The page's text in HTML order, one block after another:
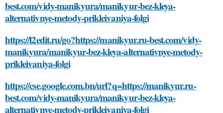
best.com/vidy-manikyura/manikyur-bez-kleya-
alternativnye-metody-prikleivaniya-folgi
https://l2edit.ru/go?https://manikyur.ru-best.com/vidy-
manikyura/manikyur-bez-kleya-alternativnye-metody-
prikleivaniya-folgi
https://cse.google.com.bn/url?q=https://manikyur.ru-
best.com/vidy-manikyura/manikyur-bez-kleya-
alternativnye-metody-prikleivaniya-folgi